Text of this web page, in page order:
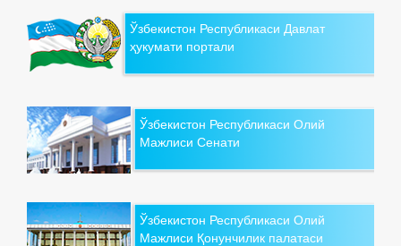
Ўзбекистон Республикаси Давлат
ҳукумати портали
Ўзбекистон Республикаси Олий
Мажлиси Сенати
Ўзбекистон Республикаси Олий
Мажлиси Қонунчилик палатаси